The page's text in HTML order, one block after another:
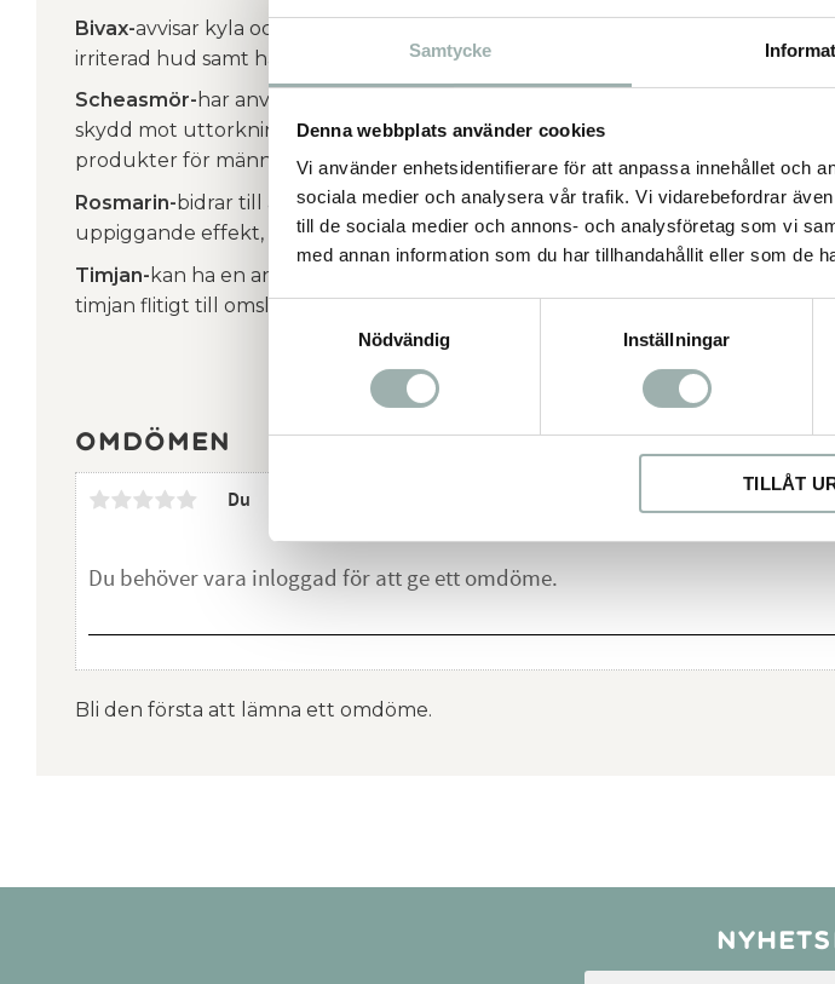
Samtycke
Denna webbplats använder cookies
Vi använder enhetsidentifierare för att anpassa innehållet och
sociala medier och analysera vår trafik. Vi vidarebefordrar
till de sociala medier och annons- och analysföretag som vi
med annan information som du har tillhandahållit eller som de
Nödvändig
Inställningar
TILLÅT
Bivax-avvisar kyla och vatten, skyddar mot väder och vind, lugnar en
irriterad hud samt har vissa antibiotiska egenskaper.
Lokalt odlad i Sverige.
Scheasmör- har använts under flera tusen år som smörjande produkt samt
skydd mot uttorkning. Mycket populär i dagens naturliga hudvårdande
produkter för människor. Förebygger torr och sprucken hud.
Rosmarin-bidrar till att stimulera blodcirkulationen samt har en
uppiggande effekt, kan även verka svamp- och bakteriedödande.
Timjan- kan ha en antiseptiskt och antioxidant effekt, förr i tiden användes
timjan flitigt till omslag på sår.
Omdömen
Du
Bli den första att lämna ett omdöme.